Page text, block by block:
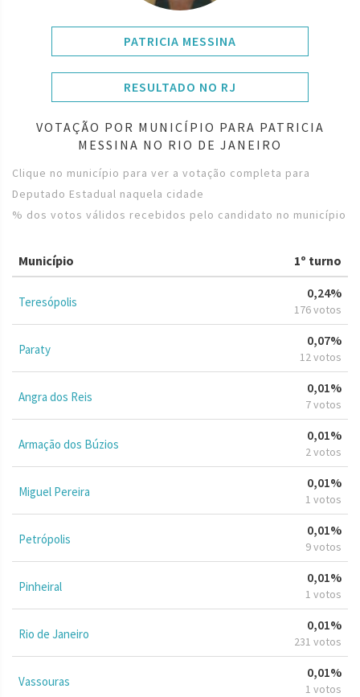
PATRICIA MESSINA
RESULTADO NO RJ
VOTAÇÃO POR MUNICÍPIO PARA PATRICIA
MESSINA NO RIO DE JANEIRO
Clique no município para ver a votação completa para
Deputado Estadual naquela cidade
% dos votos válidos recebidos pelo candidato no município
Município 1º turno
Teresópolis
0,24%
176 votos
Paraty
0,07%
12 votos
Angra dos Reis
0,01%
7 votos
Armação dos Búzios
0,01%
2 votos
Miguel Pereira
0,01%
1 votos
Petrópolis
0,01%
9 votos
Pinheiral
0,01%
1 votos
Rio de Janeiro
0,01%
231 votos
Vassouras
0,01%
1 votos